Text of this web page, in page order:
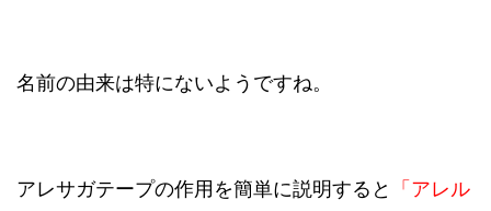
名前の由来は特にないようですね。
アレサガテープの作用を簡単に説明すると 「 アレル